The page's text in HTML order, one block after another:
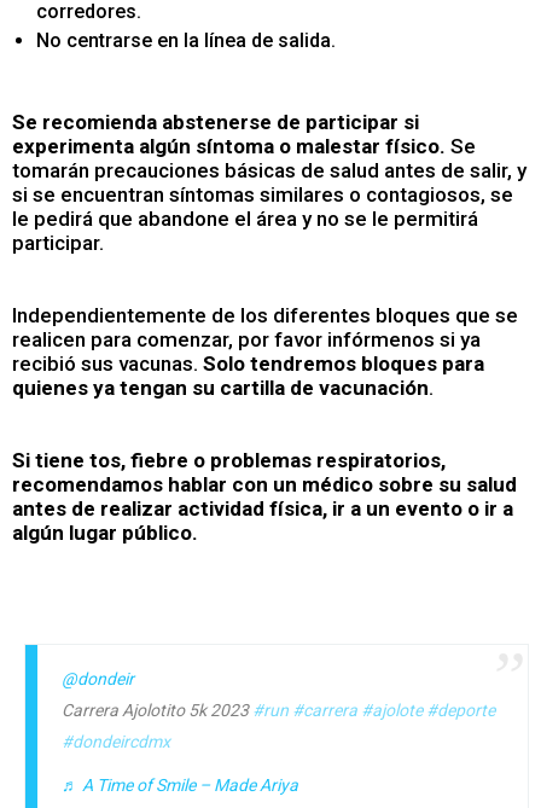
corredores.
No centrarse en la línea de salida.
Se recomienda abstenerse de participar si
experimenta algún síntoma o malestar físico. Se
tomarán precauciones básicas de salud antes de salir, y
si se encuentran síntomas similares o contagiosos, se
le pedirá que abandone el área y no se le permitirá
participar.
Independientemente de los diferentes bloques que se
realicen para comenzar, por favor infórmenos si ya
recibió sus vacunas. Solo tendremos bloques para
quienes ya tengan su cartilla de vacunación.
Si tiene tos, fiebre o problemas respiratorios,
recomendamos hablar con un médico sobre su salud
antes de realizar actividad física, ir a un evento o ir a
algún lugar público.
@dondeir
Carrera Ajolotito 5k 2023#run #carrera #ajolote #deporte
#dondeircdmx
♬ A Time of Smile – Made Ariya